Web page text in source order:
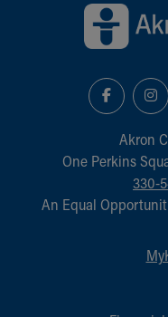
Akron
One Perkins
330-
An Equal